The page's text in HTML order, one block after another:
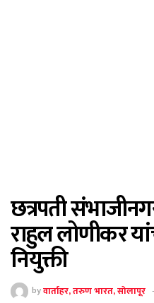
छत्रपती
राहुल लोणीकर
नियुक्ती
byवार्ताहर, तरुण भारत, सोलापूर